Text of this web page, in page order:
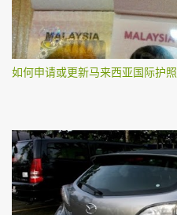
如何申请或更新马来西亚国际护照